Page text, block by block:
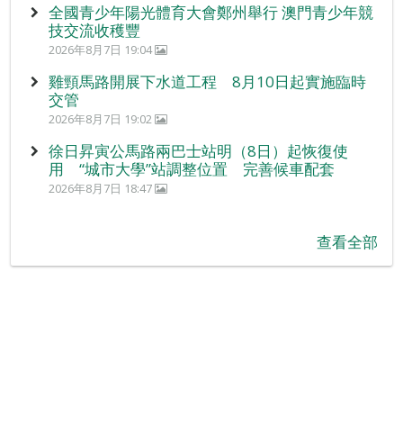
全國青少年陽光體育大會鄭州舉行 澳門青少年競
技交流收穫豐
2026年8月7日 19:04
雞頸馬路開展下水道工程 8月10日起實施臨時
交管
2026年8月7日 19:02
徐日昇寅公馬路兩巴士站明（8日）起恢復使
用 “城市大學”站調整位置 完善候車配套
2026年8月7日 18:47
查看全部